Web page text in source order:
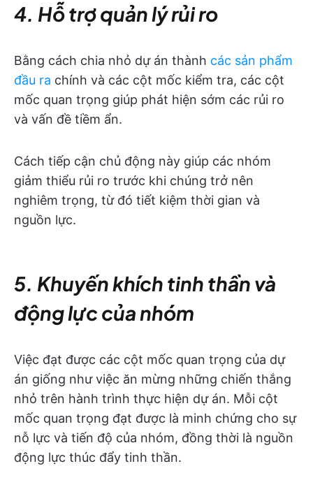
4. Hỗ trợ quản lý rủi ro
Bằng cách chia nhỏ dự án thành các sản phẩm
đầu ra chính và các cột mốc kiểm tra, các cột
mốc quan trọng giúp phát hiện sớm các rủi ro
và vấn đề tiềm ẩn.
Cách tiếp cận chủ động này giúp các nhóm
giảm thiểu rủi ro trước khi chúng trở nên
nghiêm trọng, từ đó tiết kiệm thời gian và
nguồn lực.
5. Khuyến khích tinh thần và
động lực của nhóm
Việc đạt được các cột mốc quan trọng của dự
án giống như việc ăn mừng những chiến thắng
nhỏ trên hành trình thực hiện dự án. Mỗi cột
mốc quan trọng đạt được là minh chứng cho sự
nỗ lực và tiến độ của nhóm, đồng thời là nguồn
động lực thúc đẩy tinh thần.